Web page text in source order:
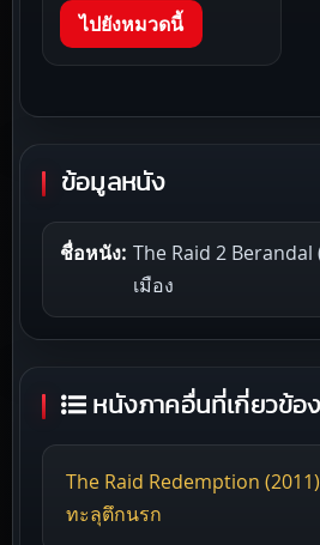
ไปยังหมวดนี้
ข้อมูลหนัง
ชื่อหนัง: The Raid 2 Berandal
เมือง
หนังภาคอื่นที่เกี่ยวข้อง
The Raid Redemption
ทะลุตึกนรก